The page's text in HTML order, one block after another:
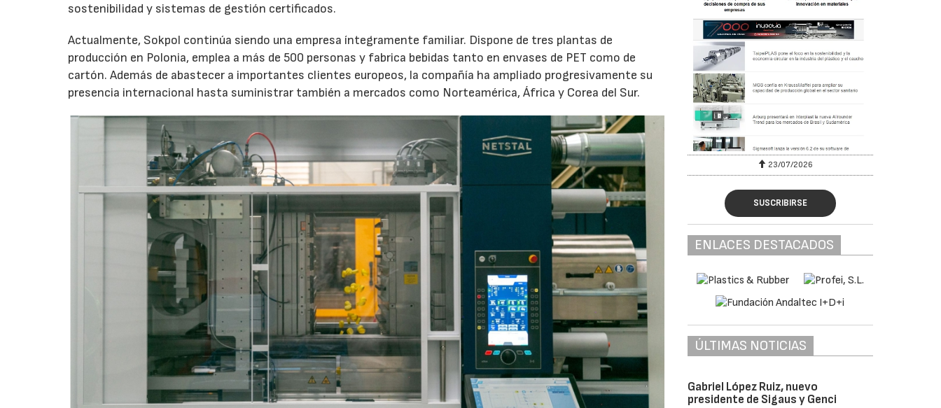
sostenibilidad y sistemas de gestión certificados.
Actualmente, Sokpol continúa siendo una empresa íntegramente familiar. Dispone de tres plantas de
producción en Polonia, emplea a más de 500 personas y fabrica bebidas tanto en envases de PET como de
cartón. Además de abastecer a importantes clientes europeos, la compañía ha ampliado progresivamente su
presencia internacional hasta suministrar también a mercados como Norteamérica, África y Corea del Sur.
23/07/2026 30/07/2026 23/07/2026
SUSCRIBIRSE
ENLACES DESTACADOS
ÚLTIMAS NOTICIAS
Gabriel López Ruiz, nuevo
presidente de Sigaus y Genci